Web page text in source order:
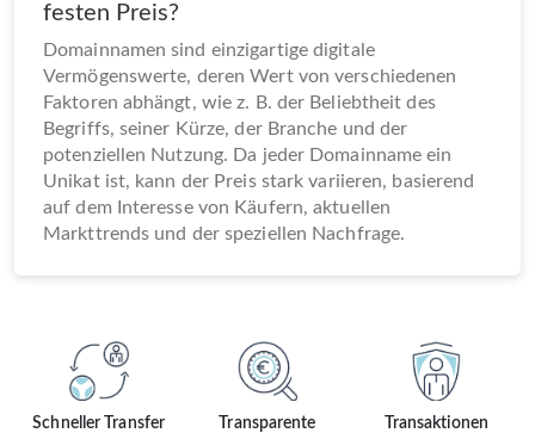
Schneller Transfer
Transparente
Transaktionen
festen Preis?
Domainnamen sind einzigartige digitale
Vermögenswerte, deren Wert von verschiedenen
Faktoren abhängt, wie z. B. der Beliebtheit des
Begriffs, seiner Kürze, der Branche und der
potenziellen Nutzung. Da jeder Domainname ein
Unikat ist, kann der Preis stark variieren, basierend
auf dem Interesse von Käufern, aktuellen
Markttrends und der speziellen Nachfrage.